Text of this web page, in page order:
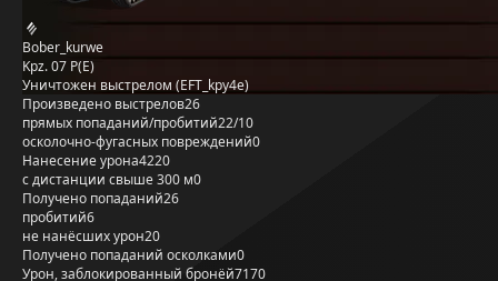
Bober_kurwe
Kpz. 07 P(E)
Уничтожен выстрелом (EFT_kpy4e)
Произведено выстрелов26
прямых попаданий/пробитий22/10
осколочно-фугасных повреждений0
Нанесение урона4220
с дистанции свыше 300 м0
Получено попаданий26
пробитий6
не нанёсших урон20
Получено попаданий осколками0
Урон, заблокированный бронёй7170